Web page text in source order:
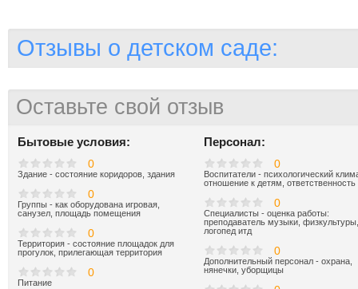
Отзывы о детском саде:
Оставьте свой отзыв
Бытовые условия:
0
Здание - состояние коридоров, здания
0
Группы - как оборудована игровая,
санузел, площадь помещения
0
Территория - состояние площадок для
прогулок, прилегающая территория
0
Питание
Персонал:
0
Воспитатели - психологический
отношение к детям, ответственность
0
Специалисты - оценка работы:
преподаватель музыки, физкультуры,
логопед итд
0
Дополнительный персонал - охрана,
нянечки, уборщицы